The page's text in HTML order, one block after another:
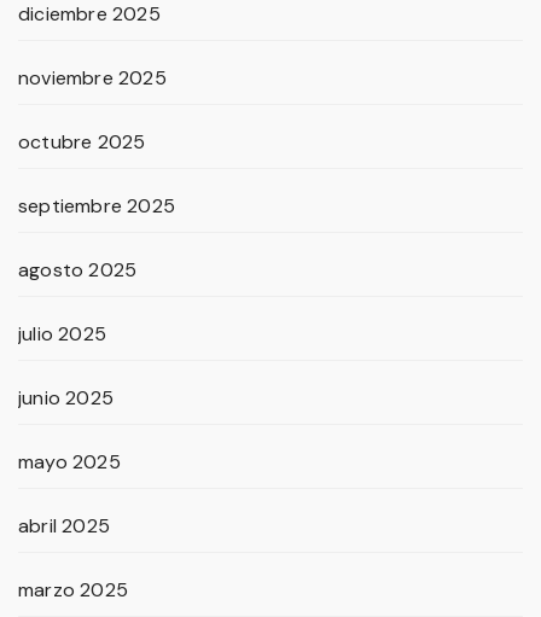
diciembre 2025
noviembre 2025
octubre 2025
septiembre 2025
agosto 2025
julio 2025
junio 2025
mayo 2025
abril 2025
marzo 2025